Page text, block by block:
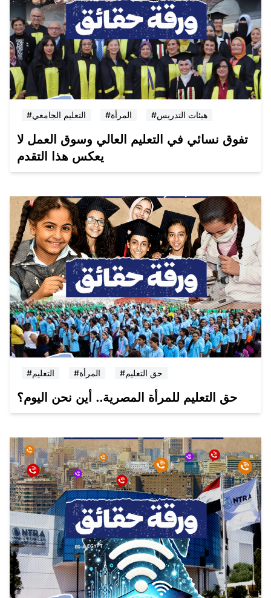
#التعليم الجامعي #المرأة #هيئات التدريس
تفوق نسائي في التعليم العالي وسوق العمل لا
يعكس هذا التقدم
#التعليم #المرأة #حق التعليم
حق التعليم للمرأة المصرية.. أين نحن اليوم؟